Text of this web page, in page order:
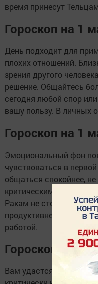
время принесут
Гороскоп на 1
День подходит для
плохих отношений.
зрения другого
решение. Общайтесь
сегодня любой спор
вашу пользу. В личных
Гороскоп на 1
Эмоциональный фон
чувствоваться в
общаться спокойнее,
критическими
Ракам не стоит
продуктивнее будет
работой.
Гороскоп на 1
Вам удастся